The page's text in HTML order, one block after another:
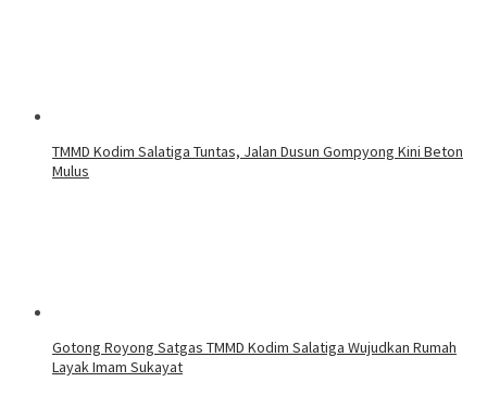
TMMD Kodim Salatiga Tuntas, Jalan Dusun Gompyong Kini Beton
Mulus
Gotong Royong Satgas TMMD Kodim Salatiga Wujudkan Rumah
Layak Imam Sukayat